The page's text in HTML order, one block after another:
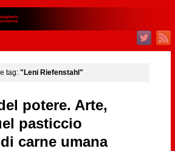
tag: "Leni Riefenstahl"
potere. Arte,
pasticcio
carne umana